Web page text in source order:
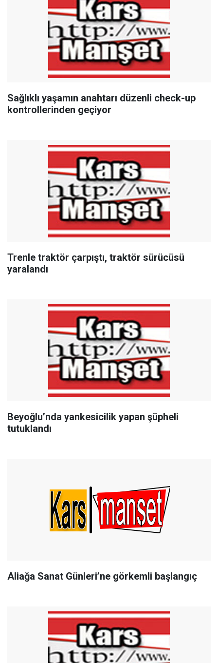
Sağlıklı yaşamın anahtarı düzenli check-up
kontrollerinden geçiyor
Trenle traktör çarpıştı, traktör sürücüsü
yaralandı
Beyoğlu’nda yankesicilik yapan şüpheli
tutuklandı
Aliağa Sanat Günleri’ne görkemli başlangıç